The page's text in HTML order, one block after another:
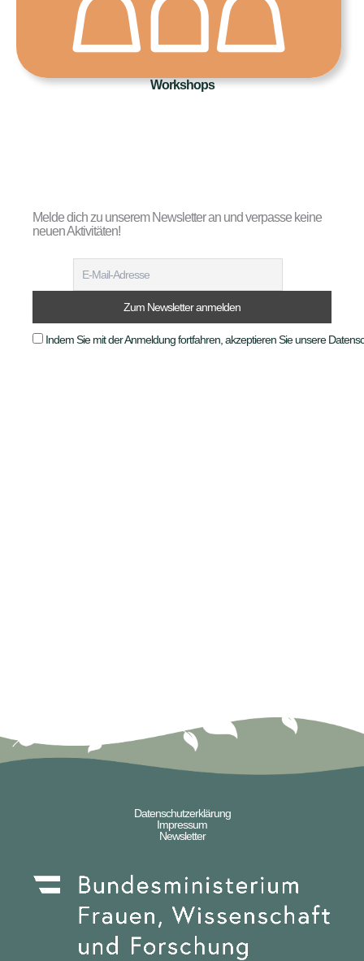
Workshops
Melde dich zu unserem Newsletter an und verpasse keine
neuen Aktivitäten!
Indem Sie mit der Anmeldung fortfahren, akzeptieren Sie unsere
Datenschutzerklärung
Impressum
Newsletter